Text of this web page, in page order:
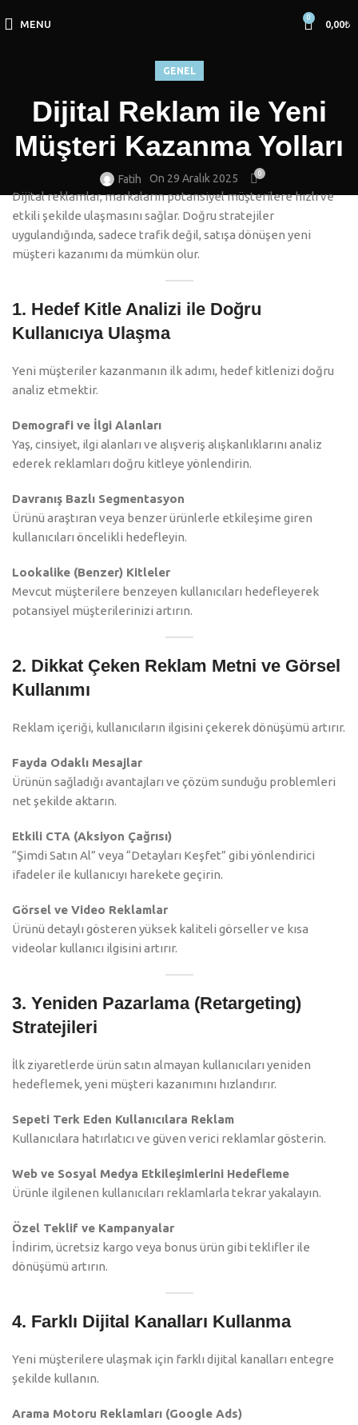
MENU
0
0,00₺
GENEL
Dijital Reklam ile Yeni
Müşteri Kazanma Yolları
Fatih On 29 Aralık 2025 0
Dijital reklamlar, markaların potansiyel müşterilere hızlı ve
etkili şekilde ulaşmasını sağlar. Doğru stratejiler
uygulandığında, sadece trafik değil, satışa dönüşen yeni
müşteri kazanımı da mümkün olur.
1. Hedef Kitle Analizi ile Doğru
Kullanıcıya Ulaşma
Yeni müşteriler kazanmanın ilk adımı, hedef kitlenizi doğru
analiz etmektir.
Demografi ve İlgi Alanları
Yaş, cinsiyet, ilgi alanları ve alışveriş alışkanlıklarını analiz
ederek reklamları doğru kitleye yönlendirin.
Davranış Bazlı Segmentasyon
Ürünü araştıran veya benzer ürünlerle etkileşime giren
kullanıcıları öncelikli hedefleyin.
Lookalike (Benzer) Kitleler
Mevcut müşterilere benzeyen kullanıcıları hedefleyerek
potansiyel müşterilerinizi artırın.
2. Dikkat Çeken Reklam Metni ve Görsel
Kullanımı
Reklam içeriği, kullanıcıların ilgisini çekerek dönüşümü artırır.
Fayda Odaklı Mesajlar
Ürünün sağladığı avantajları ve çözüm sunduğu problemleri
net şekilde aktarın.
Etkili CTA (Aksiyon Çağrısı)
“Şimdi Satın Al” veya “Detayları Keşfet” gibi yönlendirici
ifadeler ile kullanıcıyı harekete geçirin.
Görsel ve Video Reklamlar
Ürünü detaylı gösteren yüksek kaliteli görseller ve kısa
videolar kullanıcı ilgisini artırır.
3. Yeniden Pazarlama (Retargeting)
Stratejileri
İlk ziyaretlerde ürün satın almayan kullanıcıları yeniden
hedeflemek, yeni müşteri kazanımını hızlandırır.
Sepeti Terk Eden Kullanıcılara Reklam
Kullanıcılara hatırlatıcı ve güven verici reklamlar gösterin.
Web ve Sosyal Medya Etkileşimlerini Hedefleme
Ürünle ilgilenen kullanıcıları reklamlarla tekrar yakalayın.
Özel Teklif ve Kampanyalar
İndirim, ücretsiz kargo veya bonus ürün gibi teklifler ile
dönüşümü artırın.
4. Farklı Dijital Kanalları Kullanma
Yeni müşterilere ulaşmak için farklı dijital kanalları entegre
şekilde kullanın.
Arama Motoru Reklamları (Google Ads)